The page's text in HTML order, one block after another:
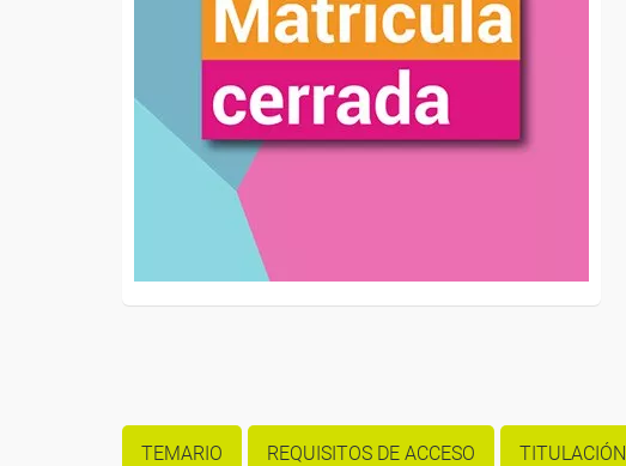
TEMARIO REQUISITOS DE ACCESO TITULACIÓN